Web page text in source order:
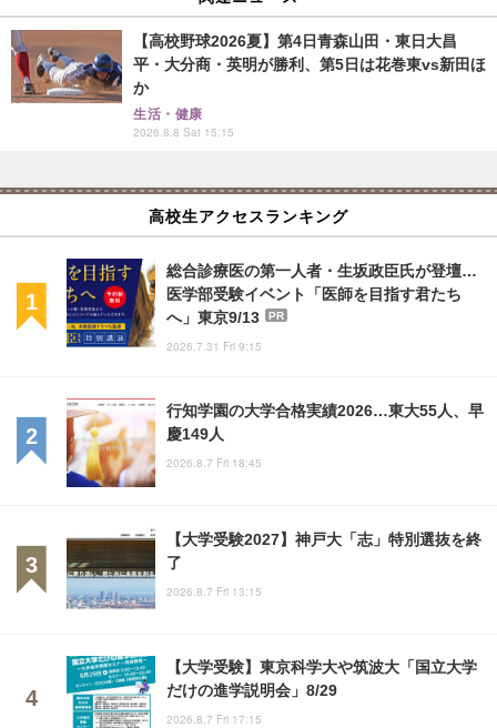
【高校野球2026夏】第4日青森山田・東日大昌
平・大分商・英明が勝利、第5日は花巻東vs新田ほ
か
生活・健康
2026.8.8 Sat 15:15
高校生アクセスランキング
総合診療医の第一人者・生坂政臣氏が登壇…
医学部受験イベント「医師を目指す君たち
へ」東京9/13
PR
2026.7.31 Fri 9:15
行知学園の大学合格実績2026…東大55人、早
慶149人
2026.8.7 Fri 18:45
【大学受験2027】神戸大「志」特別選抜を終
了
2026.8.7 Fri 13:15
【大学受験】東京科学大や筑波大「国立大学
だけの進学説明会」8/29
2026.8.7 Fri 17:15